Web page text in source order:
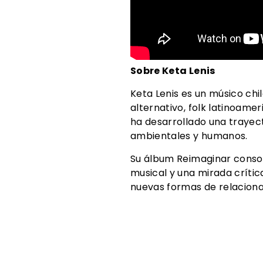
Sobre Keta Lenis
Keta Lenis es un músico
alternativo, folk
ha desarrollado una
ambientales y humanos.
Su álbum Reimaginar
musical y una mirada
nuevas formas de